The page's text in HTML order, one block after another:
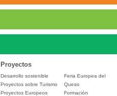
Proyectos
Desarrollo sostenible
Proyectos sobre Turismo
Proyectos Europeos
Feria Europea del
Queso
Formación